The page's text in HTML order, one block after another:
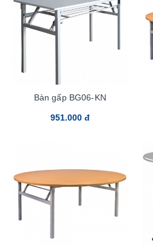
Bàn gấp BG06-KN
951.000 đ